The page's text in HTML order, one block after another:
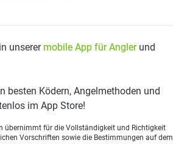
unserer mobile App für Anglerund
besten Ködern, Angelmethoden und
im App Store!
übernimmt für die Vollständigkeit und Richtigkeit
Vorschriften sowie die Bestimmungen auf dem